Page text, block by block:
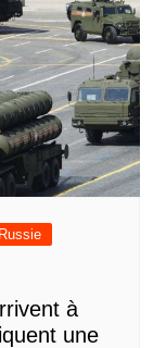
Russie
à
une